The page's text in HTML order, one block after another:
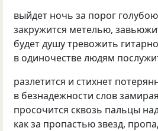
выйдет ночь за порог
закружится метелью,
будет душу тревожить
в одиночестве людям
разлетится и стихнет
в безнадежности слов
просочится сквозь пальцы
как за пропастью звезд,